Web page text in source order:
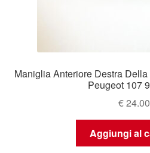
Maniglia Anteriore Destra
Peugeot 107
€24.00
Aggiungi al